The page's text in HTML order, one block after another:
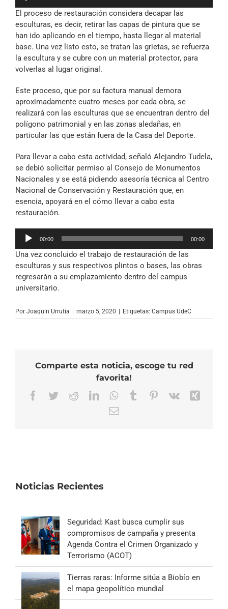
audio
El proceso de restauración considera decapar las
esculturas, es decir, retirar las capas de pintura que se
han ido aplicando en el tiempo, hasta llegar al material
base. Una vez listo esto, se tratan las grietas, se refuerza
la escultura y se cubre con un material protector, para
volverlas al lugar original.
Este proceso, que por su factura manual demora
aproximadamente cuatro meses por cada obra, se
realizará con las esculturas que se encuentran dentro del
polígono patrimonial y en las zonas aledañas, en
particular las que están fuera de la Casa del Deporte.
Para llevar a cabo esta actividad, señaló Alejandro Tudela,
se debió solicitar permiso al Consejo de Monumentos
Nacionales y se está pidiendo asesoría técnica al Centro
Nacional de Conservación y Restauración que, en
esencia, apoyará en el cómo llevar a cabo esta
restauración.
Reproductor
audio
00:00 00:00
Una vez concluido el trabajo de restauración de las
esculturas y sus respectivos plintos o bases, las obras
regresarán a su emplazamiento dentro del campus
universitario.
Por Joaquin Urrutia | marzo 5, 2020 | Etiquetas: Campus UdeC
Comparte esta noticia, escoge tu red
favorita!
Facebook
TwitterRedditLinkedInWhatsApp
TumblrPinterest
Vk
Xing
Correo
Noticias Recientes
Seguridad: Kast busca cumplir sus
compromisos de campaña y presenta
Agenda Contra el Crimen Organizado y
Terrorismo (ACOT)
Tierras raras: Informe sitúa a Biobío en
el mapa geopolítico mundial